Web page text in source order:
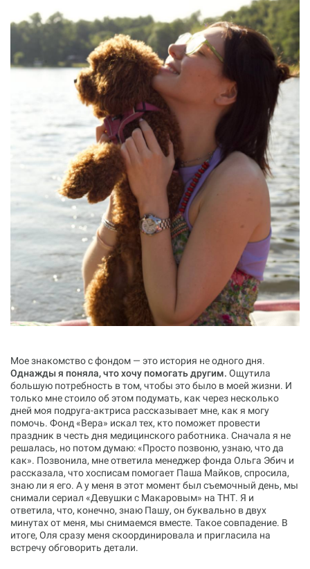
Мое знакомство с фондом — это история не одного дня.
Однажды я поняла, что хочу помогать другим. Ощутила
большую потребность в том, чтобы это было в моей жизни. И
только мне стоило об этом подумать, как через несколько
дней моя подруга-актриса рассказывает мне, как я могу
помочь. Фонд «‎Вера»‎ искал тех, кто поможет провести
праздник в честь дня медицинского работника. Сначала я не
решалась, но потом думаю: «‎Просто позвоню, узнаю, что да
как»‎. Позвонила, мне ответила менеджер фонда Ольга Эбич и
рассказала, что хосписам помогает Паша Майков, спросила,
знаю ли я его. А у меня в этот момент был съемочный день, мы
снимали сериал «Девушки с Макаровым» на ТНТ. Я и
ответила, что, конечно, знаю Пашу, он буквально в двух
минутах от меня, мы снимаемся вместе. Такое совпадение. В
итоге, Оля сразу меня скоординировала и пригласила на
встречу обговорить детали.